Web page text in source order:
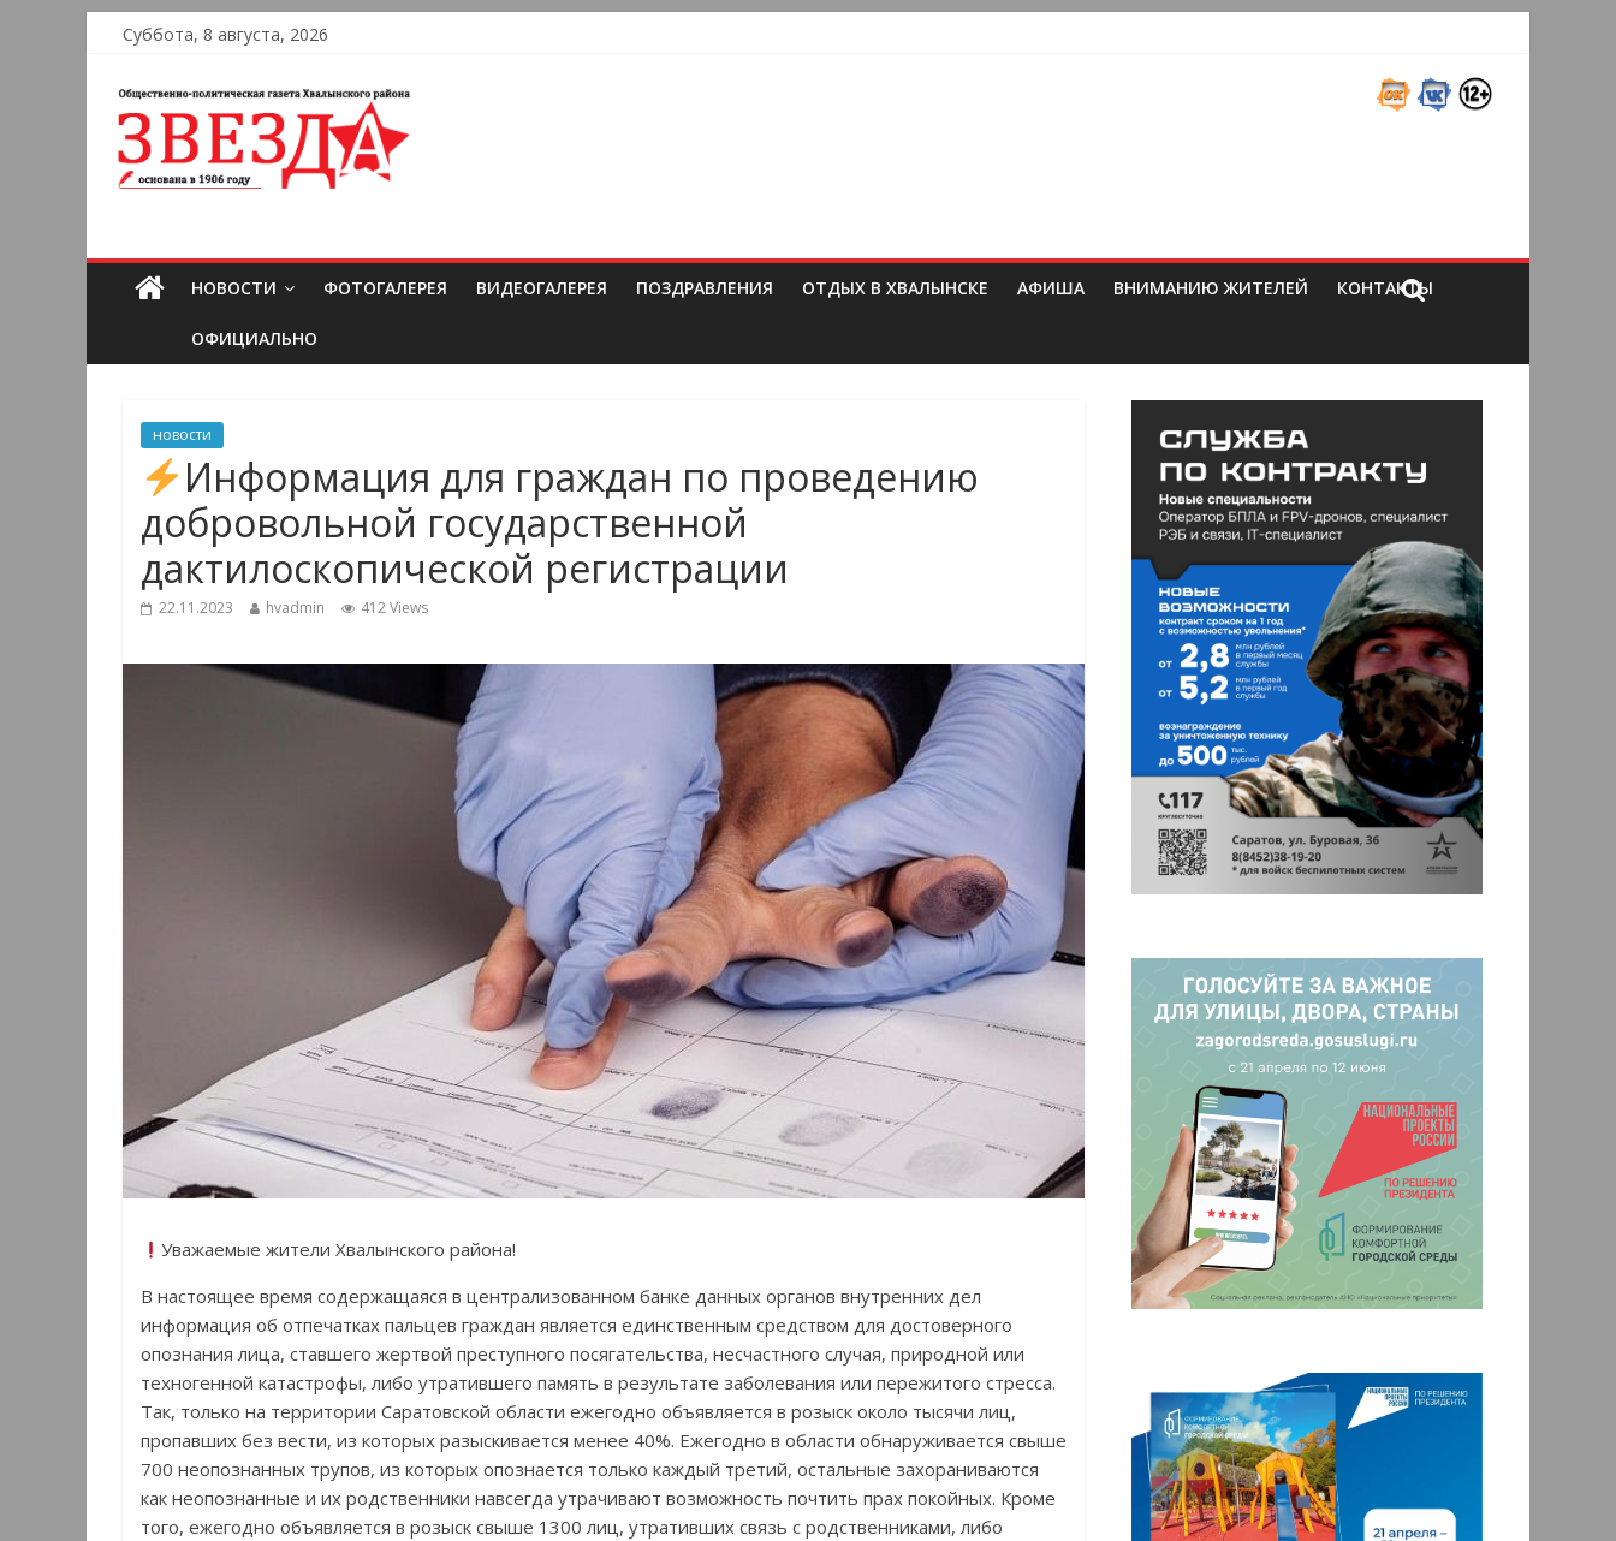
Суббота, 8 августа, 2026
НОВОСТИ ФОТОГАЛЕРЕЯ ВИДЕОГАЛЕРЕЯ ПОЗДРАВЛЕНИЯ ОТДЫХ В ХВАЛЫНСКЕ АФИША ВНИМАНИЮ ЖИТЕЛЕЙ КОНТАКТЫ
ОФИЦИАЛЬНО
новости
Информация для граждан по проведению
добровольной государственной
дактилоскопической регистрации
22.11.2023 hvadmin 412 Views
Уважаемые жители Хвалынского района!
В настоящее время содержащаяся в централизованном банке данных органов внутренних дел
информация об отпечатках пальцев граждан является единственным средством для достоверного
опознания лица, ставшего жертвой преступного посягательства, несчастного случая, природной или
техногенной катастрофы, либо утратившего память в результате заболевания или пережитого стресса.
Так, только на территории Саратовской области ежегодно объявляется в розыск около тысячи лиц,
пропавших без вести, из которых разыскивается менее 40%. Ежегодно в области обнаруживается свыше
700 неопознанных трупов, из которых опознается только каждый третий, остальные захораниваются
как неопознанные и их родственники навсегда утрачивают возможность почтить прах покойных. Кроме
того, ежегодно объявляется в розыск свыше 1300 лиц, утративших связь с родственниками, либо